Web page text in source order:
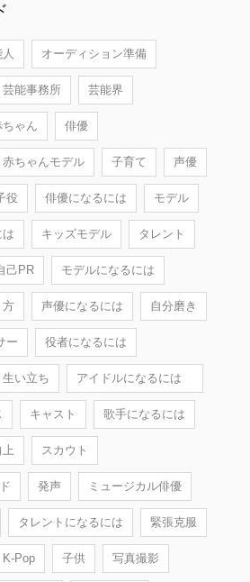
オーディション準備
芸能事務所 芸能界
ちゃん 俳優
赤ちゃんモデル 子育て 声優
役 俳優になるには モデル
キッズモデル タレント
己PR モデルになるには
方 声優になるには 自分磨き
ー 役者になるには
生い立ち アイドルになるには
キャスト 歌手になるには
スカウト
発声 ミュージカル俳優
タレントになるには 緊張克服
K-Pop 子供 写真撮影